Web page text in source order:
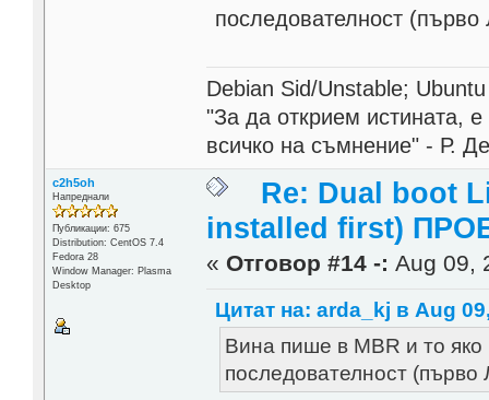
последователност
Debian Sid/Unstable;
"За да открием истината,
всичко на съмнение" - Р.
c2h5oh
Напреднали
Публикации: 675
Distribution: CentOS 7.4
Fedora 28
Window Manager: Plasma
Desktop
Re: Dual boot
installed first)
« Отговор #14 -: Aug 09,
Цитат на: arda_kj в Aug
Вина пише в MBR и то
последователност